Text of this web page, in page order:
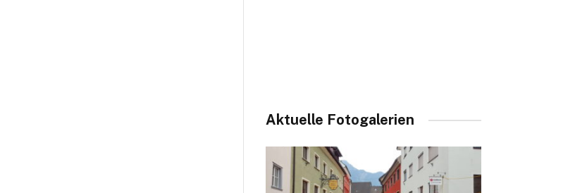
Aktuelle Fotogalerien